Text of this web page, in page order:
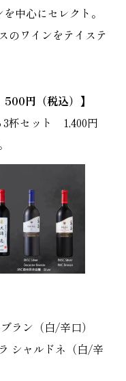
中心にセレクト。
のワインをテイステ
円（税込）】
杯セット 1,400円
ラン（白/辛口）
シャルドネ（白/辛